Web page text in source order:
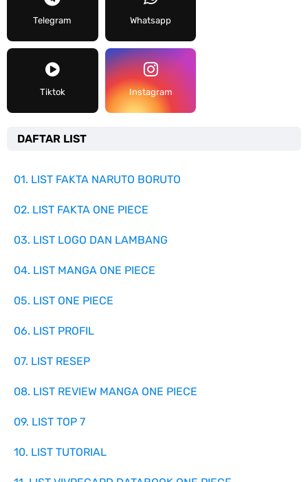
Telegram Whatsapp
Tiktok Instagram
DAFTAR LIST
01. LIST FAKTA NARUTO BORUTO
02. LIST FAKTA ONE PIECE
03. LIST LOGO DAN LAMBANG
04. LIST MANGA ONE PIECE
05. LIST ONE PIECE
06. LIST PROFIL
07. LIST RESEP
08. LIST REVIEW MANGA ONE PIECE
09. LIST TOP 7
10. LIST TUTORIAL